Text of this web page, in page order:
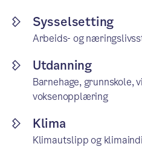
Sysselsetting
Arbeids- og
Utdanning
Barnehage, grunnskole,
voksenopplæring
Klima
Klimautslipp og